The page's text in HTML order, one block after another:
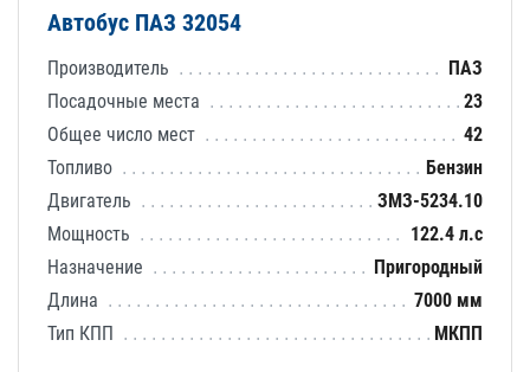
Автобус ПАЗ 32054
Производитель
ПАЗ
Посадочные места
23
Общее число мест
42
Топливо
Бензин
Двигатель
ЗМЗ-5234.10
Мощность
122.4 л.с
Назначение
Пригородный
Длина
7000 мм
Тип КПП
МКПП